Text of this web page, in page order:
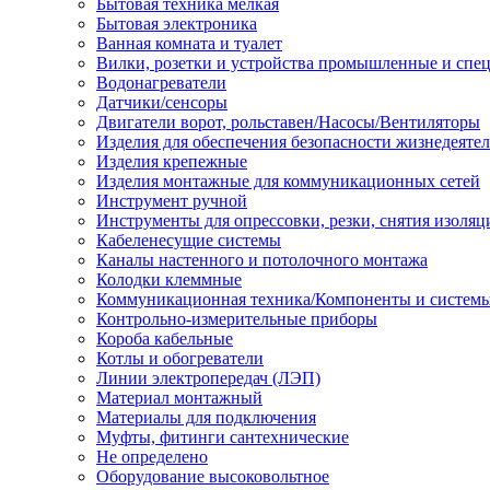
Бытовая техника мелкая
Бытовая электроника
Ванная комната и туалет
Вилки, розетки и устройства промышленные и
Водонагреватели
Датчики/сенсоры
Двигатели ворот, рольставен/Насосы/Вентиляторы
Изделия для обеспечения безопасности
Изделия крепежные
Изделия монтажные для коммуникационных сетей
Инструмент ручной
Инструменты для опрессовки, резки, снятия
Кабеленесущие системы
Каналы настенного и потолочного монтажа
Колодки клеммные
Коммуникационная техника/Компоненты и
Контрольно-измерительные приборы
Короба кабельные
Котлы и обогреватели
Линии электропередач (ЛЭП)
Материал монтажный
Материалы для подключения
Муфты, фитинги сантехнические
Не определено
Оборудование высоковольтное